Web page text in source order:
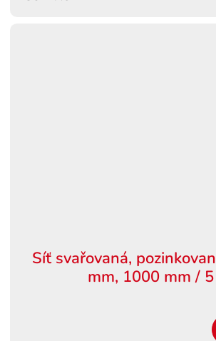
Síť svařovaná,
mm, 1000 mm /